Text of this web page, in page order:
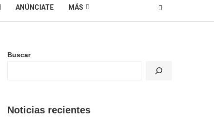
ANÚNCIATE MÁS
Buscar
Noticias recientes